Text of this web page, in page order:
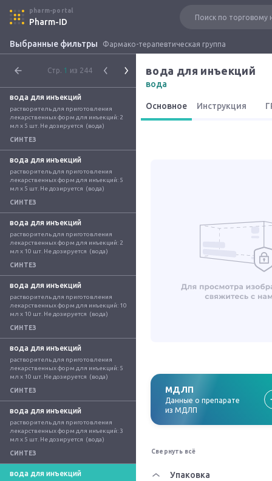
pharm-portal
Pharm-ID
Выбранные фильтры Фармако-терапевтическая группа
Стр. 1 из 244
вода для инъекций
растворитель для приготовления
лекарственных форм для инъекций: 2
мл x 5 шт. Не дозируется  (вода)
СИНТЕЗ
вода для инъекций
растворитель для приготовления
лекарственных форм для инъекций: 5
мл x 5 шт. Не дозируется  (вода)
СИНТЕЗ
вода для инъекций
растворитель для приготовления
лекарственных форм для инъекций: 2
мл x 10 шт. Не дозируется  (вода)
СИНТЕЗ
вода для инъекций
растворитель для приготовления
лекарственных форм для инъекций: 10
мл x 10 шт. Не дозируется  (вода)
СИНТЕЗ
вода для инъекций
растворитель для приготовления
лекарственных форм для инъекций: 5
мл x 10 шт. Не дозируется  (вода)
СИНТЕЗ
вода для инъекций
растворитель для приготовления
лекарственных форм для инъекций: 3
мл x 5 шт. Не дозируется  (вода)
СИНТЕЗ
вода для инъекций
вода для инъекций
вода
Основное Инструкция
МДЛП
Данные о препарате
из МДЛП
Свернуть всё
Упаковка